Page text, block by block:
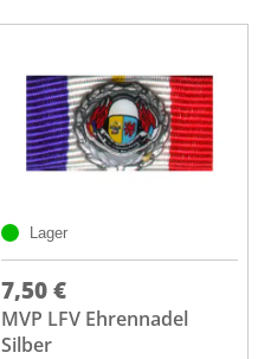
Lager
7,50 €
MVP LFV Ehrennadel
Silber